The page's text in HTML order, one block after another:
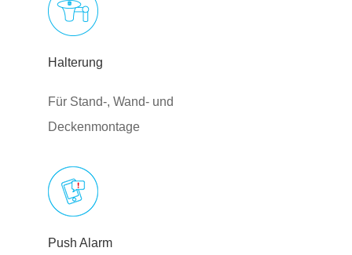
Halterung
Für Stand-, Wand- und
Deckenmontage
Push Alarm